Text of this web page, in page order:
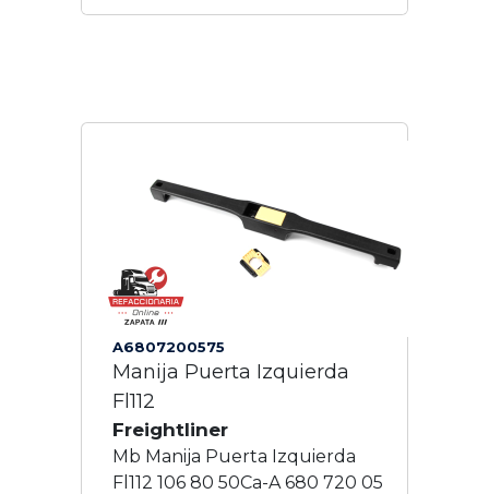
A6807200575
Manija Puerta Izquierda
Fl112
Freightliner
Mb Manija Puerta Izquierda
Fl112 106 80 50Ca-A 680 720 05